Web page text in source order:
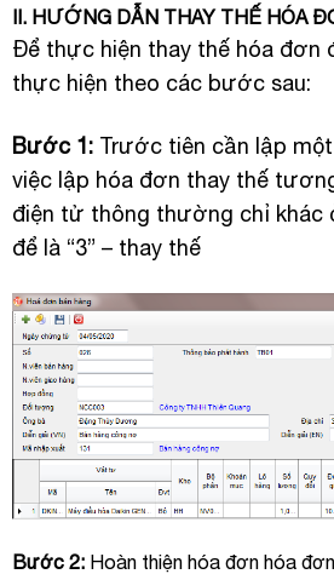
II. HƯỚNG DẪN THAY THẾ HÓA
Để thực hiện thay thế hóa đơn
thực hiện theo các bước sau:
Bước 1:Trước tiên cần lập
việc lập hóa đơn thay thế
điện tử thông thường chỉ khác
để là “3” – thay thế
Bước 2:Hoàn thiện hóa đơn hóa